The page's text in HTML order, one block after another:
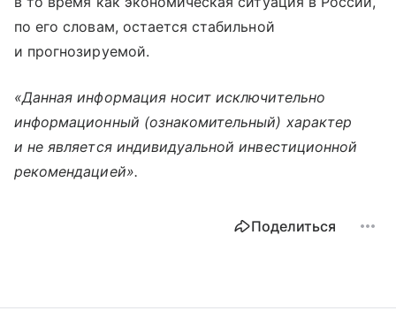
по его словам, остается стабильной
и прогнозируемой.
«Данная информация носит исключительно
информационный (ознакомительный) характер
и не является индивидуальной инвестиционной
рекомендацией».
Поделиться